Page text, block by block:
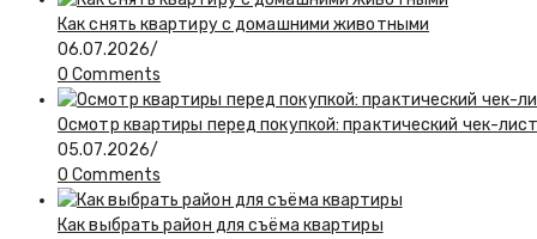
Как снять квартиру с домашними животными
06.07.2026/
0 Comments
Осмотр квартиры перед покупкой: практический чек-
05.07.2026/
0 Comments
Как выбрать район для съёма квартиры